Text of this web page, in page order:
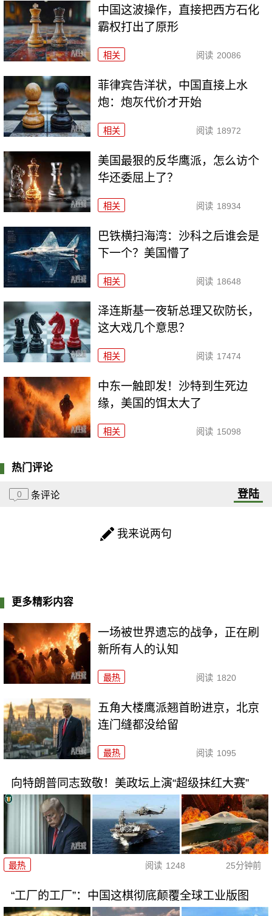
中国这波操作，直接把西方石化
霸权打出了原形
相关 阅读 20086
菲律宾告洋状，中国直接上水
炮：炮灰代价才开始
相关 阅读 18972
美国最狠的反华鹰派，怎么访个
华还委屈上了？
相关 阅读 18934
巴铁横扫海湾：沙科之后谁会是
下一个？美国懵了
相关 阅读 18648
泽连斯基一夜斩总理又砍防长，
这大戏几个意思？
相关 阅读 17474
中东一触即发！沙特到生死边
缘，美国的饵太大了
相关 阅读 15098
热门评论
0 条评论 登陆
我来说两句
更多精彩内容
一场被世界遗忘的战争，正在刷
新所有人的认知
最热 阅读 1820
五角大楼鹰派翘首盼进京，北京
连门缝都没给留
最热 阅读 1095
向特朗普同志致敬！美政坛上演“超级抹红大赛”
最热 阅读 1248 25分钟前
“工厂的工厂”：中国这棋彻底颠覆全球工业版图